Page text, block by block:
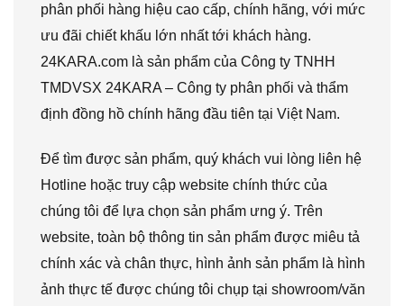
phân phối hàng hiệu cao cấp, chính hãng, với mức
ưu đãi chiết khấu lớn nhất tới khách hàng.
24KARA.com là sản phẩm của Công ty TNHH
TMDVSX 24KARA – Công ty phân phối và thẩm
định đồng hồ chính hãng đầu tiên tại Việt Nam.
Để tìm được sản phẩm, quý khách vui lòng liên hệ
Hotline hoặc truy cập website chính thức của
chúng tôi để lựa chọn sản phẩm ưng ý. Trên
website, toàn bộ thông tin sản phẩm được miêu tả
chính xác và chân thực, hình ảnh sản phẩm là hình
ảnh thực tế được chúng tôi chụp tại showroom/văn